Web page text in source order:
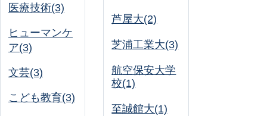
医療技術(3)
ヒューマンケ
ア(3)
文芸(3)
こども教育(3)
芦屋大(2)
芝浦工業大(3)
航空保安大学
校(1)
至誠館大(1)